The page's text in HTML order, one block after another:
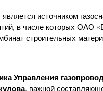
источником
в числе которых ОАО
строительных
Управления
, важной